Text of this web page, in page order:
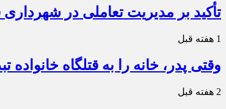
تأکید بر مدیریت تعاملی در
1 هفته قبل
وقتی پدر، خانه را به قتلگاه خانواده
2 هفته قبل